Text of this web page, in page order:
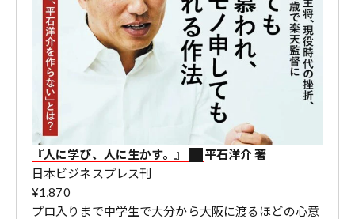
『人に学び、人に生かす。』
平石洋介 著
日本ビジネスプレス刊
¥1,870
プロ入りまで中学生で大分から大阪に渡るほどの心意